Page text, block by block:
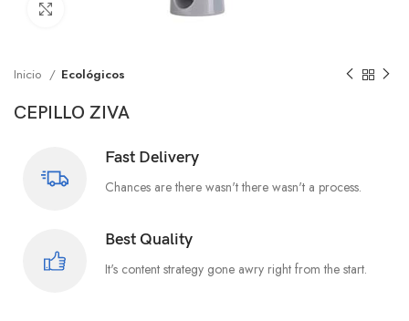
Inicio Ecológicos
CEPILLO ZIVA
Fast Delivery
Chances are there wasn't there wasn't a process.
Best Quality
It's content strategy gone awry right from the start.